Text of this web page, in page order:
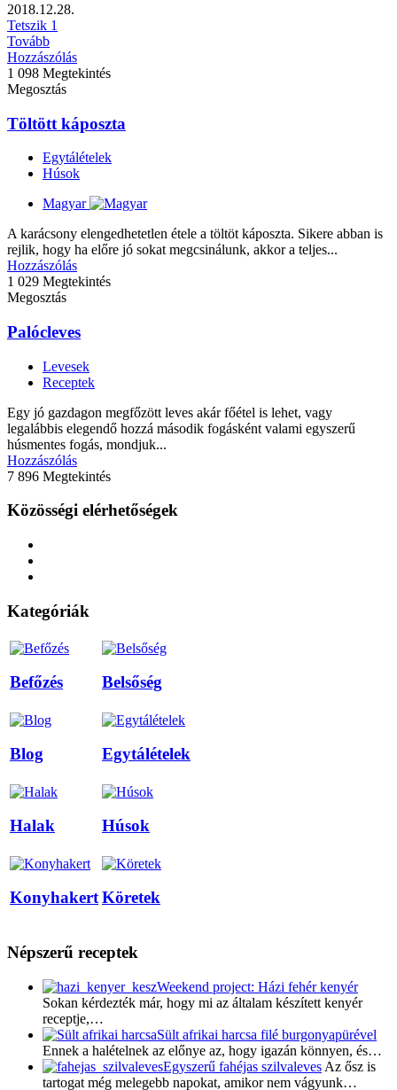
2018.12.28.
Tetszik 1
Tovább
Hozzászólás
1 098 Megtekintés
Megosztás
Töltött káposzta
Egytálételek
Húsok
Magyar
A karácsony elengedhetetlen étele a töltöt káposzta. Sikere abban is
rejlik, hogy ha előre jó sokat megcsinálunk, akkor a teljes...
Hozzászólás
1 029 Megtekintés
Megosztás
Palócleves
Levesek
Receptek
Egy jó gazdagon megfőzött leves akár főétel is lehet, vagy
legalábbis elegendő hozzá második fogásként valami egyszerű
húsmentes fogás, mondjuk...
Hozzászólás
7 896 Megtekintés
Közösségi elérhetőségek
Kategóriák
Befőzés Belsőség
Blog Egytálételek
Halak Húsok
KonyhakertKöretek
Népszerű receptek
Weekend project: Házi fehér kenyér
Sokan kérdezték már, hogy mi az általam készített kenyér
receptje,…
Sült afrikai harcsa filé burgonyapürével
Ennek a halételnek az előnye az, hogy igazán könnyen, és…
Egyszerű fahéjas szilvaleves Az ősz is
tartogat még melegebb napokat, amikor nem vágyunk…